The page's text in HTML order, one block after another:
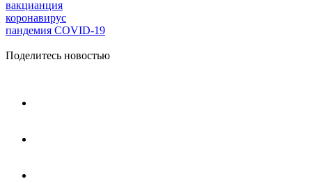
вакцианция
коронавирус
пандемия COVID-19
Поделитесь новостью